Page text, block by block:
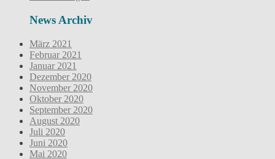
News Archiv
März 2021
Februar 2021
Januar 2021
Dezember 2020
November 2020
Oktober 2020
September 2020
August 2020
Juli 2020
Juni 2020
Mai 2020